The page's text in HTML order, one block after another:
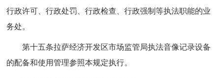
行政许可、行政处罚、行政检查、行政强制等执法职能的业
务处。
第十五条拉萨经济开发区市场监管局执法音像记录设备
的配备和使用管理参照本规定执行。